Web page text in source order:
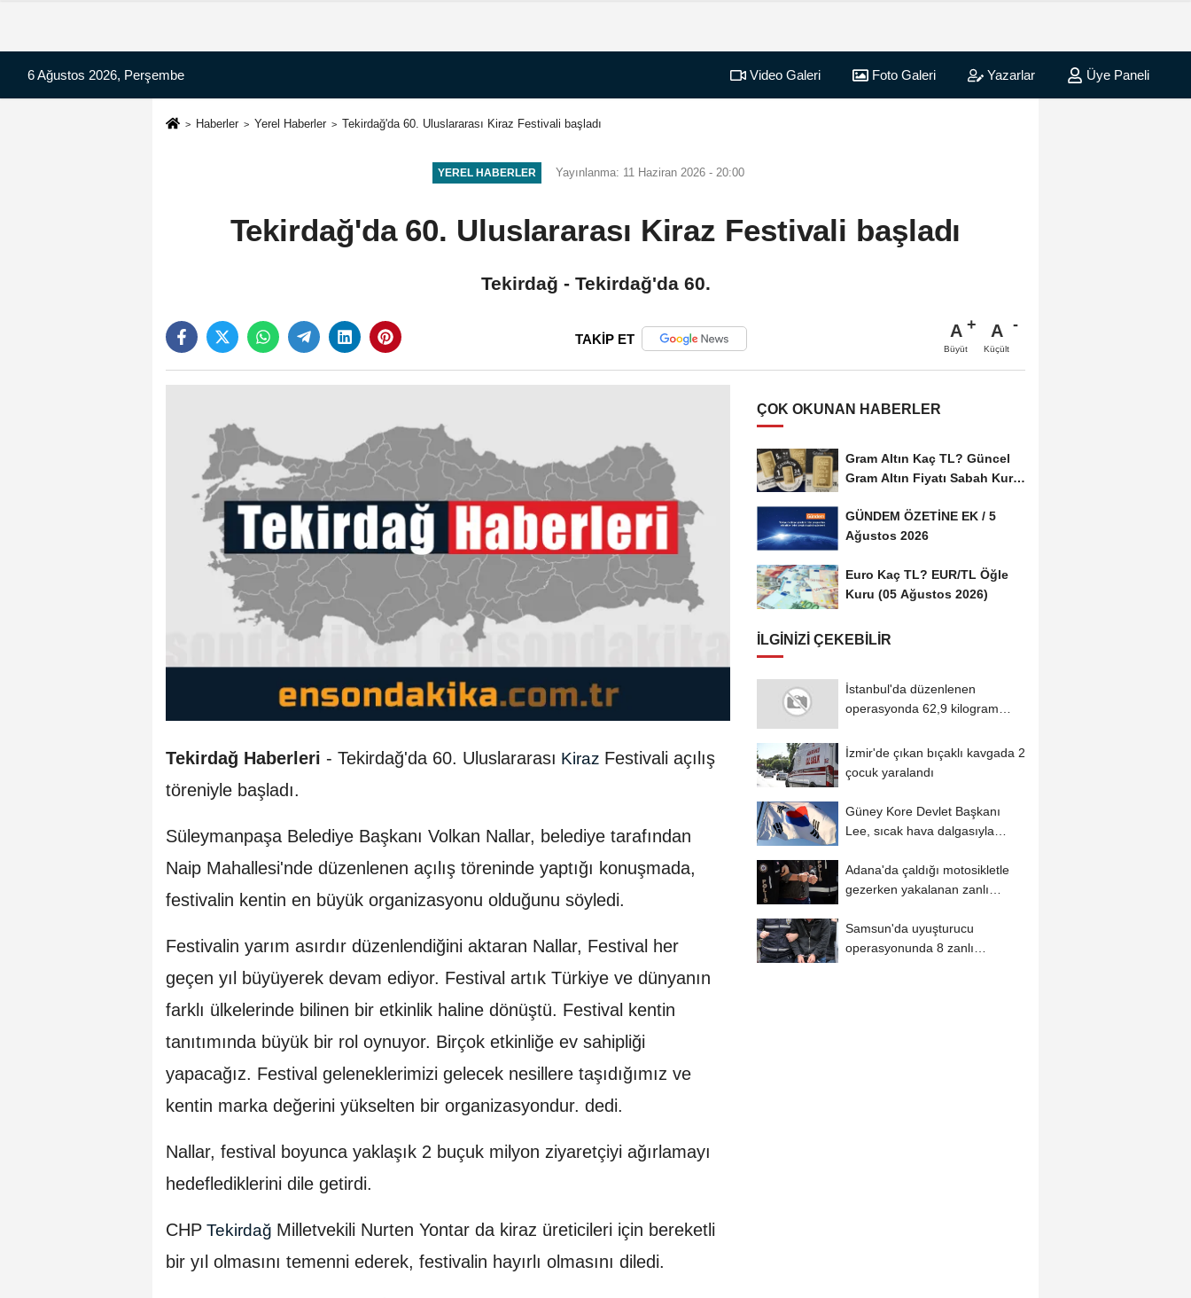
6 Ağustos 2026, Perşembe Video Galeri Foto Galeri Yazarlar Üye Paneli
Haberler Yerel Haberler Tekirdağ'da 60. Uluslararası Kiraz Festivali başladı
YEREL HABERLER Yayınlanma: 11 Haziran 2026 - 20:00
Tekirdağ'da 60. Uluslararası Kiraz Festivali başladı
Tekirdağ - Tekirdağ'da 60.
TAKİP ET A
Büyüt
A
Küçült
Tekirdağ Haberleri - Tekirdağ'da 60. Uluslararası Kiraz Festivali açılış
töreniyle başladı.
Süleymanpaşa Belediye Başkanı Volkan Nallar, belediye tarafından
Naip Mahallesi'nde düzenlenen açılış töreninde yaptığı konuşmada,
festivalin kentin en büyük organizasyonu olduğunu söyledi.
Festivalin yarım asırdır düzenlendiğini aktaran Nallar, Festival her
geçen yıl büyüyerek devam ediyor. Festival artık Türkiye ve dünyanın
farklı ülkelerinde bilinen bir etkinlik haline dönüştü. Festival kentin
tanıtımında büyük bir rol oynuyor. Birçok etkinliğe ev sahipliği
yapacağız. Festival geleneklerimizi gelecek nesillere taşıdığımız ve
kentin marka değerini yükselten bir organizasyondur. dedi.
Nallar, festival boyunca yaklaşık 2 buçuk milyon ziyaretçiyi ağırlamayı
hedeflediklerini dile getirdi.
CHP Tekirdağ Milletvekili Nurten Yontar da kiraz üreticileri için bereketli
bir yıl olmasını temenni ederek, festivalin hayırlı olmasını diledi.
ÇOK OKUNAN HABERLER
Gram Altın Kaç TL? Güncel
Gram Altın Fiyatı Sabah Kuru
GÜNDEM ÖZETİNE EK / 5
Ağustos 2026
Euro Kaç TL? EUR/TL Öğle
Kuru (05 Ağustos 2026)
İLGINIZI ÇEKEBILIR
İstanbul'da düzenlenen
operasyonda 62,9 kilogram
İzmir'de çıkan bıçaklı kavgada 2
çocuk yaralandı
Güney Kore Devlet Başkanı
Lee, sıcak hava dalgasıyla
Adana'da çaldığı motosikletle
gezerken yakalanan zanlı
Samsun'da uyuşturucu
operasyonunda 8 zanlı